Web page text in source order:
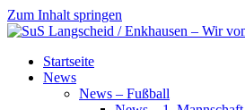
Zum Inhalt springen
SuS
Langscheid
Startseite
News
News – Fußball